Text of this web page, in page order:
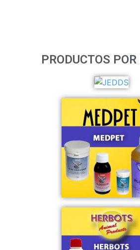
PRODUCTOS